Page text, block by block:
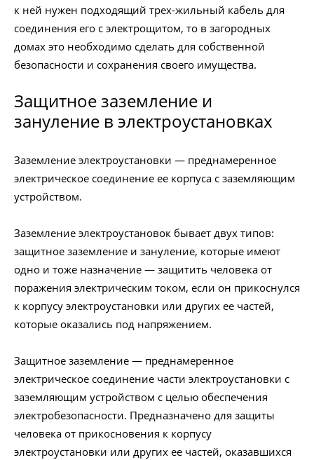
к ней нужен подходящий трех-жильный кабель для
соединения его с электрощитом, то в загородных
домах это необходимо сделать для собственной
безопасности и сохранения своего имущества.
Защитное заземление и
зануление в электроустановках
Заземление электроустановки — преднамеренное
электрическое соединение ее корпуса с заземляющим
устройством.
Заземление электроустановок бывает двух типов:
защитное заземление и зануление, которые имеют
одно и тоже назначение — защитить человека от
поражения электрическим током, если он прикоснулся
к корпусу электроустановки или других ее частей,
которые оказались под напряжением.
Защитное заземление — преднамеренное
электрическое соединение части электроустановки с
заземляющим устройством с целью обеспечения
электробезопасности. Предназначено для защиты
человека от прикосновения к корпусу
электроустановки или других ее частей, оказавшихся